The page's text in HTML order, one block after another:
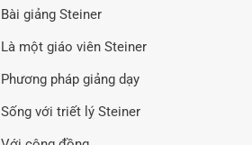
Bài giảng Steiner
Là một giáo viên Steiner
Phương pháp giảng dạy
Sống với triết lý Steiner